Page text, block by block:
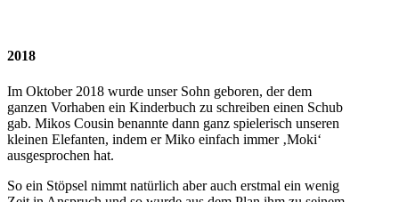
2018
Im Oktober 2018 wurde unser Sohn geboren, der dem
ganzen Vorhaben ein Kinderbuch zu schreiben einen Schub
gab. Mikos Cousin benannte dann ganz spielerisch unseren
kleinen Elefanten, indem er Miko einfach immer ‚Moki‘
ausgesprochen hat.
So ein Stöpsel nimmt natürlich aber auch erstmal ein wenig